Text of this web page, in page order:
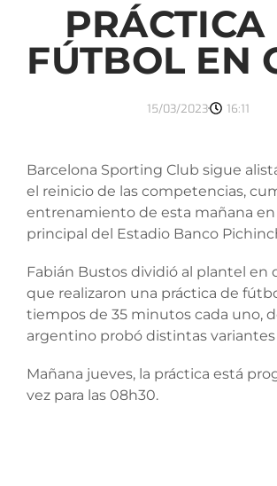
PRÁCTICA
FÚTBOL EN
15/03/2023 16:11
Barcelona Sporting Club sigue
el reinicio de las competencias,
entrenamiento de esta mañana en
principal del Estadio Banco
Fabián Bustos dividió al plantel en
que realizaron una práctica de
tiempos de 35 minutos cada uno,
argentino probó distintas variantes
Mañana jueves, la práctica está
vez para las 08h30.